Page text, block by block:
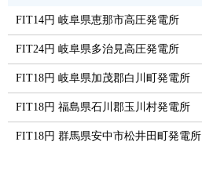
FIT14円 岐阜県恵那市高圧発電所
FIT24円 岐阜県多治見高圧発電所
FIT18円 岐阜県加茂郡白川町発電所
FIT18円 福島県石川郡玉川村発電所
FIT18円 群馬県安中市松井田町発電所